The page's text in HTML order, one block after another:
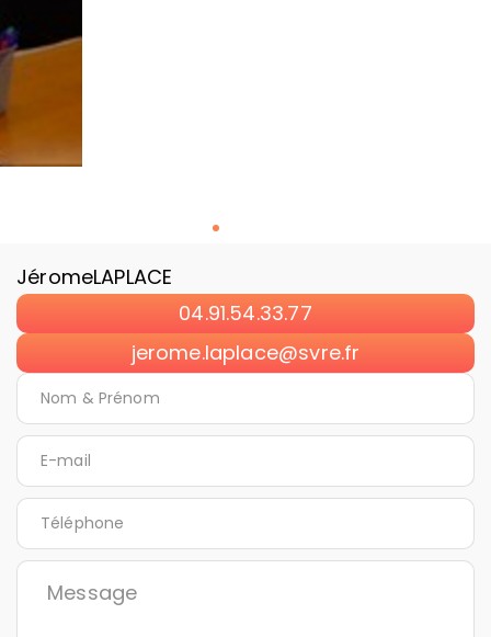
JéromeLAPLACE
04.91.54.33.77
jerome.laplace@svre.fr